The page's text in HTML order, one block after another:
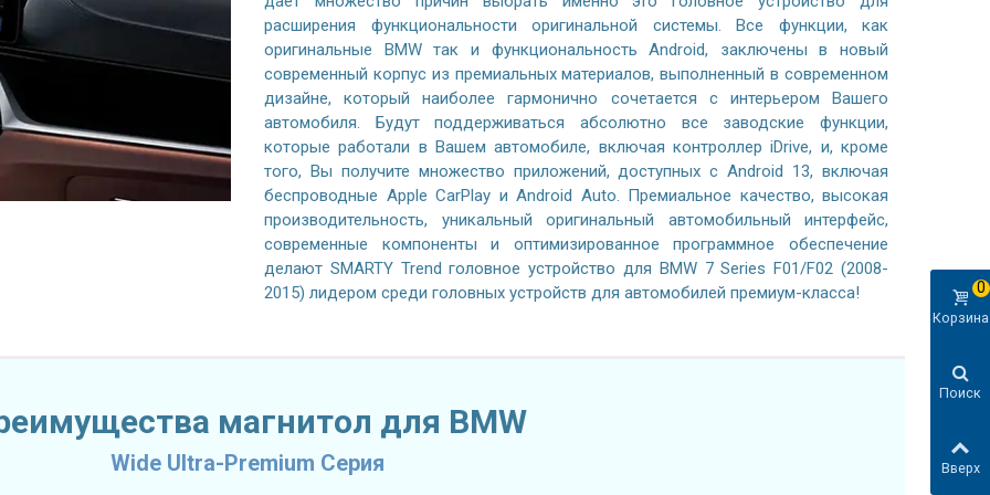
расширения функциональности оригинальной системы. Все функции, как
оригинальные BMW так и функциональность Android, заключены в новый
современный корпус из премиальных материалов, выполненный в современном
дизайне, который наиболее гармонично сочетается с интерьером Вашего
автомобиля. Будут поддерживаться абсолютно все заводские функции,
которые работали в Вашем автомобиле, включая контроллер iDrive, и, кроме
того, Вы получите множество приложений, доступных с Android 13, включая
беспроводные Apple CarPlay и Android Auto. Премиальное качество, высокая
производительность, уникальный оригинальный автомобильный интерфейс,
современные компоненты и оптимизированное программное обеспечение
делают SMARTY Trend головное устройство для BMW 7 Series F01/F02 (2008-
2015) лидером среди головных устройств для автомобилей премиум-класса!
магнитол для BMW
Wide Ultra-Premium Серия
Корзина
0
Поиск
Вверх